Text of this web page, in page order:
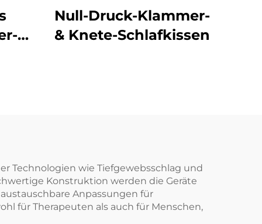
Null-Druck-Klammer-
& Knete-Schlafkissen
Technologien wie Tiefgewebsschlag und
Konstruktion werden die Geräte
Anpassungen für
für Therapeuten als auch für Menschen,